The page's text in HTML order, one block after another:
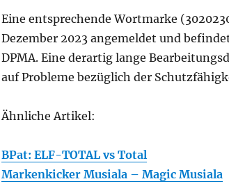
Eine entsprechende Wortmarke
Dezember 2023 angemeldet und
DPMA. Eine derartig lange
auf Probleme bezüglich der
Ähnliche Artikel:
BPat: ELF-TOTAL vs Total
Markenkicker Musiala – Magic Musiala